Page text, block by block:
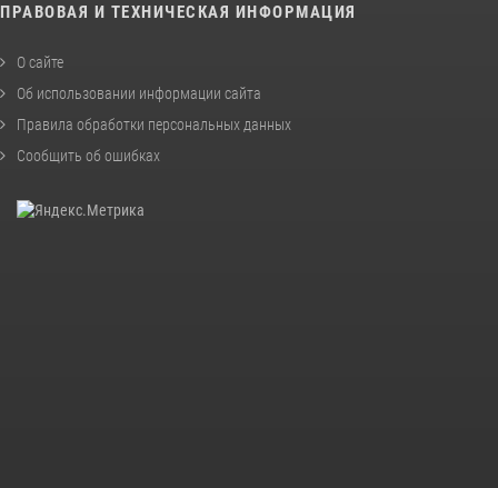
ПРАВОВАЯ И ТЕХНИЧЕСКАЯ ИНФОРМАЦИЯ
О сайте
Об использовании информации сайта
Правила обработки персональных данных
Сообщить об ошибках